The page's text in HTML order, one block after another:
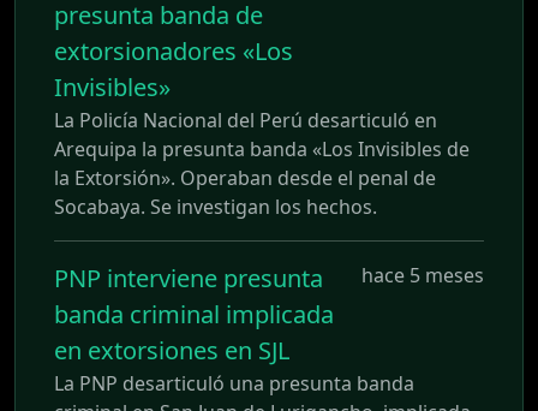
presunta banda de
extorsionadores «Los
Invisibles»
La Policía Nacional del Perú desarticuló en
Arequipa la presunta banda «Los Invisibles de
la Extorsión». Operaban desde el penal de
Socabaya. Se investigan los hechos.
PNP interviene presunta
banda criminal implicada
en extorsiones en SJL
hace 5 meses
La PNP desarticuló una presunta banda